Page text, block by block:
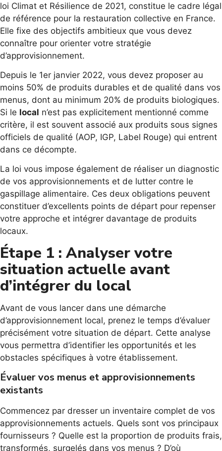
loi Climat et Résilience de 2021, constitue le cadre légal
de référence pour la restauration collective en France.
Elle fixe des objectifs ambitieux que vous devez
connaître pour orienter votre stratégie
d’approvisionnement.
Depuis le 1er janvier 2022, vous devez proposer au
moins 50% de produits durables et de qualité dans vos
menus, dont au minimum 20% de produits biologiques.
Si le local n’est pas explicitement mentionné comme
critère, il est souvent associé aux produits sous signes
officiels de qualité (AOP, IGP, Label Rouge) qui entrent
dans ce décompte.
La loi vous impose également de réaliser un diagnostic
de vos approvisionnements et de lutter contre le
gaspillage alimentaire. Ces deux obligations peuvent
constituer d’excellents points de départ pour repenser
votre approche et intégrer davantage de produits
locaux.
Étape 1 : Analyser votre
situation actuelle avant
d’intégrer du local
Avant de vous lancer dans une démarche
d’approvisionnement local, prenez le temps d’évaluer
précisément votre situation de départ. Cette analyse
vous permettra d’identifier les opportunités et les
obstacles spécifiques à votre établissement.
Évaluer vos menus et approvisionnements
existants
Commencez par dresser un inventaire complet de vos
approvisionnements actuels. Quels sont vos principaux
fournisseurs ? Quelle est la proportion de produits frais,
transformés, surgelés dans vos menus ? D’où